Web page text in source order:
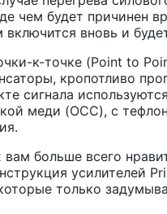
чем будет причинен
вновь и
к-точке (Point to
кропотливо
сигнала
меди (OCC), с
больше всего
усилителей
только